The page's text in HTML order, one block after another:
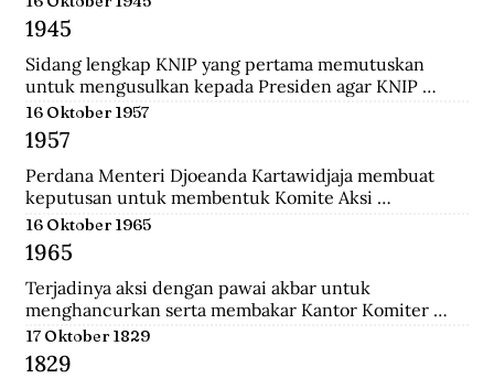
mengantarkannya menjadi jurnalis. Ia pernah
mendirikan Pewarta Wolanda, sebuah surat kabar
bebahasa melayu yang ia terbitkan di Belanda.
1945
Sidang lengkap KNIP yang pertama memutuskan
untuk mengusulkan kepada Presiden agar KNIP
diberi hak legislatif selama MPR dan DPR belum
terbentuk.
16 Oktober 1957
1957
Perdana Menteri Djoeanda Kartawidjaja membuat
keputusan untuk membentuk Komite Aksi
Pembebasan Irian Barat di tiap penjuru Indonesia. Di
Jakarta telah berlangsung demonstrasi pemuda yang
diikuti oleh 100.000 orang untuk menuntut
pembebasan Irian Barat.
16 Oktober 1965
1965
Terjadinya aksi dengan pawai akbar untuk
menghancurkan serta membakar Kantor Komiter
Daerah Besar PKI di Jalan Pahlawan, Surabaya.
17 Oktober 1829
1829